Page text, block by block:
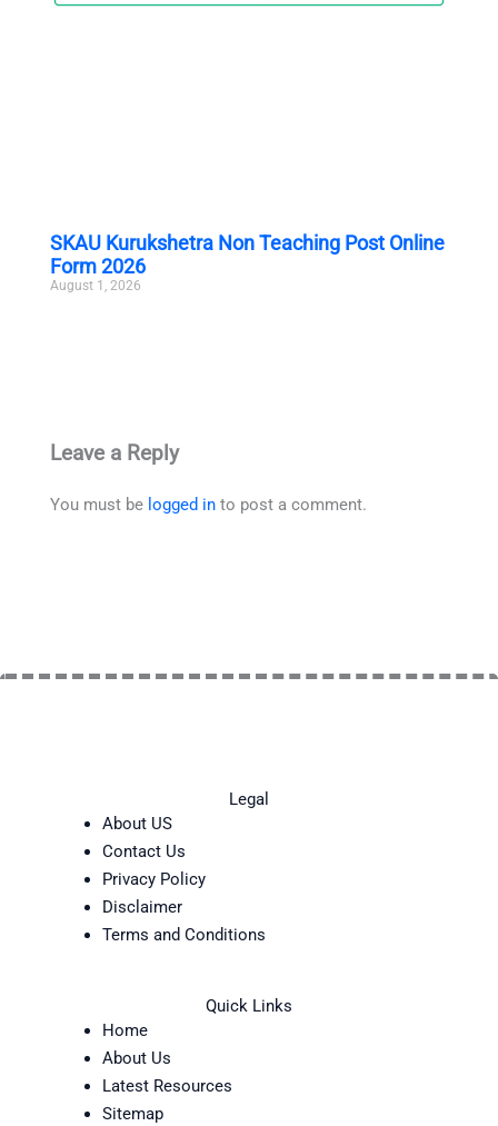
SKAU Kurukshetra Non Teaching Post Online
Form 2026
August 1, 2026
Leave a Reply
You must be logged in to post a comment.
Legal
About US
Contact Us
Privacy Policy
Disclaimer
Terms and Conditions
Quick Links
Home
About Us
Latest Resources
Sitemap